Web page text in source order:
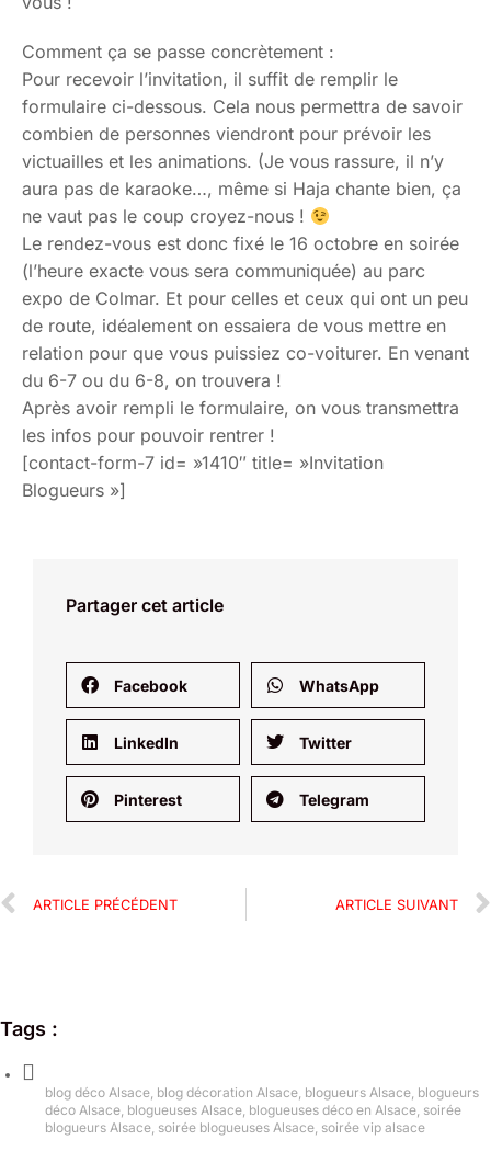
Comment ça se passe concrètement :
Pour recevoir l’invitation, il suffit de remplir le
formulaire ci-dessous. Cela nous permettra de savoir
combien de personnes viendront pour prévoir les
victuailles et les animations. (Je vous rassure, il n’y
aura pas de karaoke…, même si Haja chante bien, ça
ne vaut pas le coup croyez-nous !
Le rendez-vous est donc fixé le 16 octobre en soirée
(l’heure exacte vous sera communiquée) au parc
expo de Colmar. Et pour celles et ceux qui ont un peu
de route, idéalement on essaiera de vous mettre en
relation pour que vous puissiez co-voiturer. En venant
du 6-7 ou du 6-8, on trouvera !
Après avoir rempli le formulaire, on vous transmettra
les infos pour pouvoir rentrer !
[contact-form-7 id= »1410″ title= »Invitation
Blogueurs »]
Partager cet article
Facebook WhatsApp
LinkedIn Twitter
Pinterest Telegram
ARTICLE PRÉCÉDENT ARTICLE SUIVANT
Tags :
blog déco Alsace, blog décoration Alsace, blogueurs Alsace, blogueurs
déco Alsace, blogueuses Alsace, blogueuses déco en Alsace, soirée
blogueurs Alsace, soirée blogueuses Alsace, soirée vip alsace